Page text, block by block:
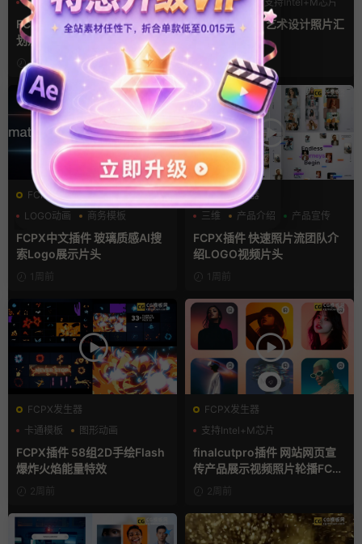
支持Intel+M芯片
FCPX转场插件 15组光效胶片
划痕复古视频过渡
2天前
汇聚
fcpx片头插件 艺术设计照片汇
6天前
FCPX发生器
LOGO动画
商务模板
支持Intel+M芯片
FCPX中文插件 玻璃质感AI搜
索Logo展示片头
1周前
FCPX发生器
三维
产品介绍 产品宣传
FCPX插件 快速照片流团队介
绍LOGO视频片头
1周前
FCPX发生器
卡通模板
图形动画
手绘风
FCPX插件 58组2D手绘Flash
爆炸火焰能量特效
2周前
FCPX发生器
支持Intel+M芯片
finalcutpro插件 网站网页宣
传产品展示视频照片轮播FCP
X插件2周前